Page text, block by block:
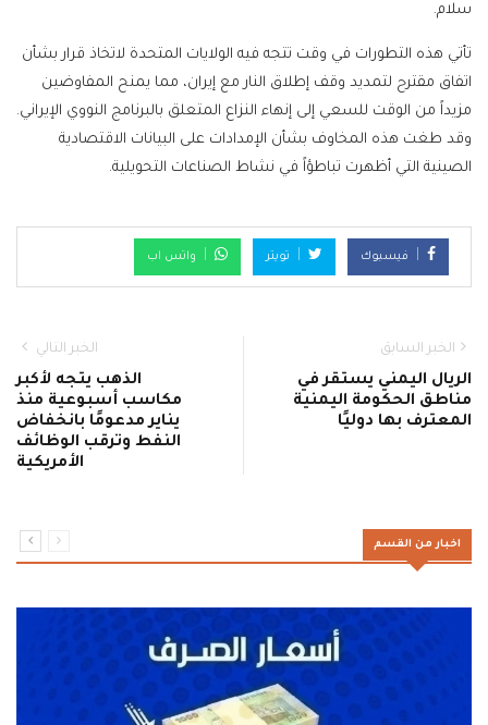
سلام.
تأتي هذه التطورات في وقت تتجه فيه الولايات المتحدة لاتخاذ قرار بشأن
اتفاق مقترح لتمديد وقف إطلاق النار مع إيران، مما يمنح المفاوضين
مزيداً من الوقت للسعي إلى إنهاء النزاع المتعلق بالبرنامج النووي الإيراني.
وقد طغت هذه المخاوف بشأن الإمدادات على البيانات الاقتصادية
الصينية التي أظهرت تباطؤاً في نشاط الصناعات التحويلية.
فيسبوك تويتر واتس اب
الخبر السابق
الريال اليمني يستقر في
مناطق الحكومة اليمنية
المعترف بها دوليًا
الخبر التالي
الذهب يتجه لأكبر
مكاسب أسبوعية منذ
يناير مدعومًا بانخفاض
النفط وترقب الوظائف
الأمريكية
اخبار من القسم